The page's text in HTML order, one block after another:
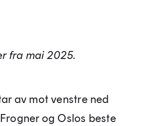
fra mai 2025.
av mot venstre ned
og Oslos beste